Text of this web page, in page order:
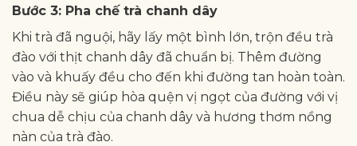
Bước 3: Pha chế trà chanh dây
Khi trà đã nguội, hãy lấy một bình lớn, trộn đều trà
đào với thịt chanh dây đã chuẩn bị. Thêm đường
vào và khuấy đều cho đến khi đường tan hoàn toàn.
Điều này sẽ giúp hòa quện vị ngọt của đường với vị
chua dễ chịu của chanh dây và hương thơm nồng
nàn của trà đào.